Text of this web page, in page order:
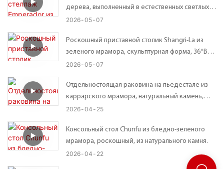
дерева, выполненный в естественных светлых и
темных тонах, в современном стиле, с открытой
2026 05 07
Роскошный приставной столик Shangri-La из
зеленого мрамора, скульптурная форма, 36*В45
см.
2026 05 07
Отдельностоящая раковина на пьедестале из
каррарского мрамора, натуральный камень,
эффектный элемент декора для ванной
2026 04 25
Консольный стол Chunfu из бледно-зеленого
мрамора, роскошный, из натурального камня.
2026 04 22